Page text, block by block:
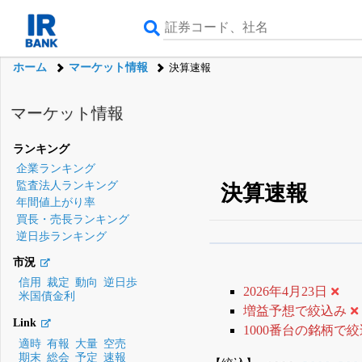
ホーム マーケット情報 決算速報
マーケット情報
ランキング
企業ランキング
監査法人ランキング
年間値上がり率
買長・売長ランキング
逆日歩ランキング
市況
信用
裁定 動向
逆日歩
米国債金利
Link
適時 有報 大量 空売
期末 総会 予定 速報
決算速報
登録すると永久
2026年4月23日
増益予想で絞込み
1000番台の銘柄で